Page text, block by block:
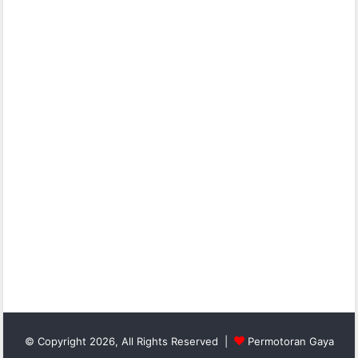
© Copyright 2026, All Rights Reserved | Permotoran Gaya